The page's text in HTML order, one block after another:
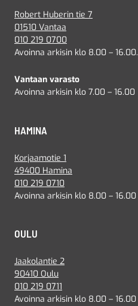
Robert Huberin tie 7
01510 Vantaa
010 219 0700
Avoinna arkisin klo 8.00 – 16.00.
Vantaan varasto
Avoinna arkisin klo 7.00 – 16.00
HAMINA
Korjaamotie 1
49400 Hamina
010 219 0710
Avoinna arkisin klo 8.00 – 16.00
OULU
Jaakolantie 2
90410 Oulu
010 219 0711
Avoinna arkisin klo 8.00 – 16.00